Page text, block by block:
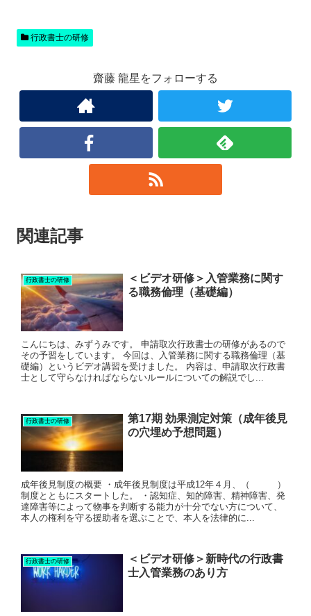
行政書士の研修
齋藤 龍星をフォローする
関連記事
行政書士の研修
＜ビデオ研修＞入管業務に関す
る職務倫理（基礎編）
こんにちは、みずうみです。 申請取次行政書士の研修があるので
その予習をしています。 今回は、入管業務に関する職務倫理（基
礎編）というビデオ講習を受けました。 内容は、申請取次行政書
士として守らなければならないルールについての解説でし...
行政書士の研修
第17期 効果測定対策（成年後見
の穴埋め予想問題）
成年後見制度の概要 ・成年後見制度は平成12年４月、（ ）
制度とともにスタートした。 ・認知症、知的障害、精神障害、発
達障害等によって物事を判断する能力が十分でない方について、
本人の権利を守る援助者を選ぶことで、本人を法律的に...
行政書士の研修
＜ビデオ研修＞新時代の行政書
士入管業務のあり方